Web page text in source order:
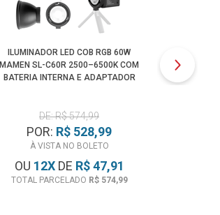
ILUMINADOR LED COB RGB 60W
MAMEN SL-C60R 2500–6500K COM
BATERIA INTERNA E ADAPTADOR
DE: R$ 574,99
POR: R$ 528,99
À VISTA NO BOLETO
OU 12XDE R$ 47,91
TOTAL PARCELADO R$ 574,99